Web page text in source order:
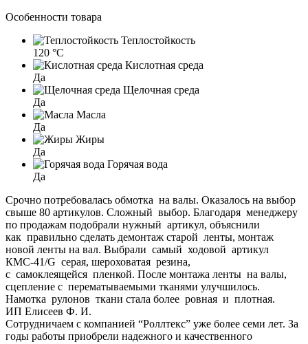
Особенности товара
Теплостойкость
120 °C
Кислотная среда
Да
Щелочная среда
Да
Масла
Да
Жиры
Да
Горячая вода
Да
Срочно потребовалась обмотка на валы. Оказалось на выбор
свыше 80 артикулов. Сложный выбор. Благодаря менеджеру
по продажам подобрали нужный артикул, объяснили
как правильно сделать демонтаж старой ленты, монтаж
новой ленты на вал. Выбрали самый ходовой артикул
КМС-41/G серая, шероховатая резина,
с самоклеящейся пленкой. После монтажа ленты на валы,
сцепление с перематываемыми тканями улучшилось.
Намотка рулонов ткани стала более ровная и плотная.
ИП Елисеев Ф. И.
Сотрудничаем с компанией “Роллтекс” уже более семи лет. За
годы работы приобрели надежного и качественного